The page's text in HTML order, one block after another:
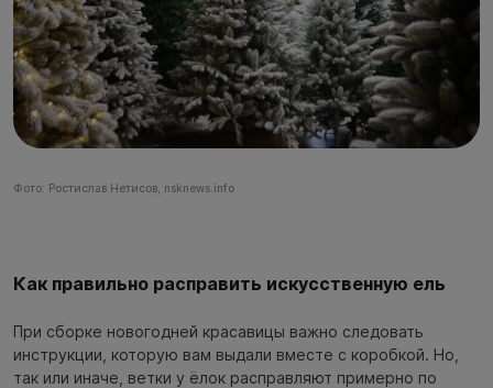
Фото: Ростислав Нетисов, nsknews.info
Как правильно расправить искусственную ель
При сборке новогодней красавицы важно следовать
инструкции, которую вам выдали вместе с коробкой. Но,
так или иначе, ветки у ёлок расправляют примерно по